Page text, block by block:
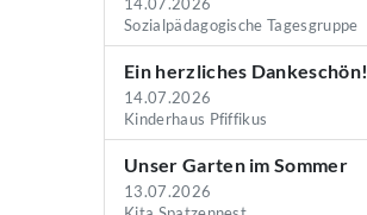
Sozialpädagogische Tagesgruppe
Ein herzliches Dankeschön!
14.07.2026
Kinderhaus Pfiffikus
Unser Garten im Sommer
13.07.2026